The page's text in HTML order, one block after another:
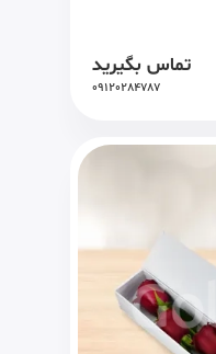
تماس بگیرید
09120284787